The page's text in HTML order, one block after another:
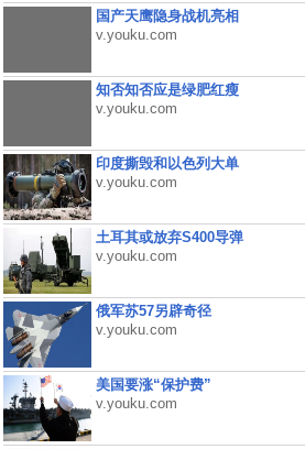
国产天鹰隐身战机亮相
v.youku.com
知否知否应是绿肥红瘦
v.youku.com
印度撕毁和以色列大单
v.youku.com
土耳其或放弃S400导弹
v.youku.com
俄军苏57另辟奇径
v.youku.com
美国要涨“保护费”
v.youku.com